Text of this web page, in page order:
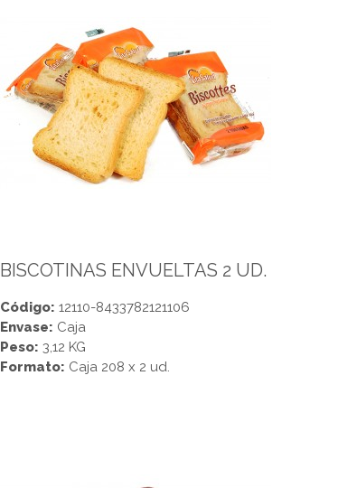
BISCOTINAS ENVUELTAS 2 UD.
Código: 12110-8433782121106
Envase: Caja
Peso: 3,12 KG
Formato: Caja 208 x 2 ud.